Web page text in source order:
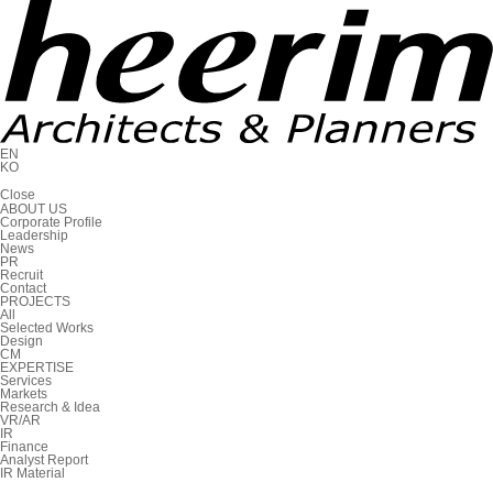
EN
KO
Close
ABOUT US
Corporate Profile
Leadership
News
PR
Recruit
Contact
PROJECTS
All
Selected Works
Design
CM
EXPERTISE
Services
Markets
Research & Idea
VR/AR
IR
Finance
Analyst Report
IR Material